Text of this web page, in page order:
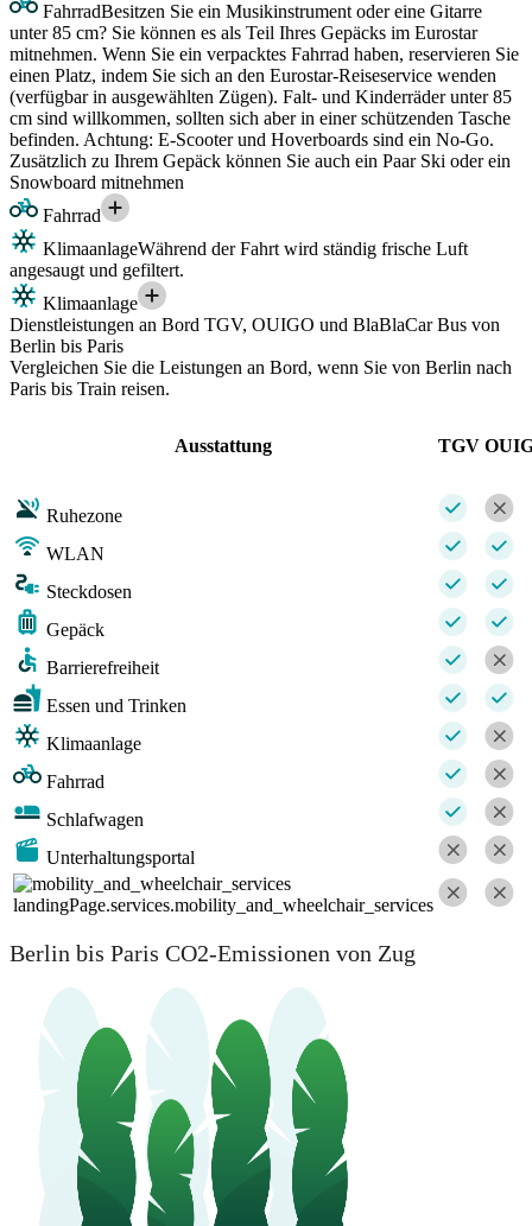
FahrradBesitzen Sie ein Musikinstrument oder eine Gitarre
unter 85 cm? Sie können es als Teil Ihres Gepäcks im Eurostar
mitnehmen. Wenn Sie ein verpacktes Fahrrad haben, reservieren Sie
einen Platz, indem Sie sich an den Eurostar-Reiseservice wenden
(verfügbar in ausgewählten Zügen). Falt- und Kinderräder unter 85
cm sind willkommen, sollten sich aber in einer schützenden Tasche
befinden. Achtung: E-Scooter und Hoverboards sind ein No-Go.
Zusätzlich zu Ihrem Gepäck können Sie auch ein Paar Ski oder ein
Snowboard mitnehmen
Fahrrad
KlimaanlageWährend der Fahrt wird ständig frische Luft
angesaugt und gefiltert.
Klimaanlage
Dienstleistungen an Bord TGV, OUIGO und BlaBlaCar Bus von
Berlin bis Paris
Vergleichen Sie die Leistungen an Bord, wenn Sie von Berlin nach
Paris bis Train reisen.
Ausstattung TGV
Ruhezone
WLAN
Steckdosen
Gepäck
Barrierefreiheit
Essen und Trinken
Klimaanlage
Fahrrad
Schlafwagen
Unterhaltungsportal
landingPage.services.mobility_and_wheelchair_services
Berlin bis Paris CO2-Emissionen von Zug